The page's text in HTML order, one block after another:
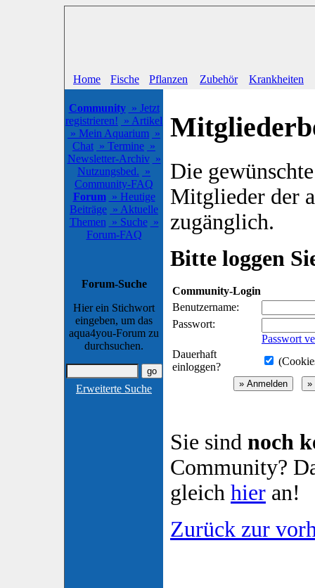
Home Fische Pflanzen Zubehör Krankheiten
Community » Jetzt
registrieren! » Artikel
» Mein Aquarium »
Chat » Termine »
Newsletter-Archiv »
Nutzungsbed. »
Community-FAQ
Forum » Heutige
Beiträge » Aktuelle
Themen » Suche »
Forum-FAQ
Forum-Suche
Hier ein Stichwort
eingeben, um das
aqua4you-Forum zu
durchsuchen.
Erweiterte Suche
Die
Mitglieder der
zugänglich.
Bitte loggen
Community-Login
Benutzername:
Passwort:
Passwort
Dauerhaft
einloggen?
Sie sind noch
Community?
gleich hier an!
Zurück zur